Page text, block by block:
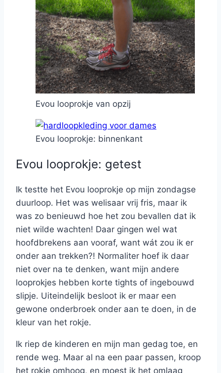
Evou looprokje van opzij
Evou looprokje: binnenkant
Evou looprokje: getest
Ik testte het Evou looprokje op mijn zondagse
duurloop. Het was welisaar vrij fris, maar ik
was zo benieuwd hoe het zou bevallen dat ik
niet wilde wachten! Daar gingen wel wat
hoofdbrekens aan vooraf, want wát zou ik er
onder aan trekken?! Normaliter hoef ik daar
niet over na te denken, want mijn andere
looprokjes hebben korte tights of ingebouwd
slipje. Uiteindelijk besloot ik er maar een
gewone onderbroek onder aan te doen, in de
kleur van het rokje.
Ik riep de kinderen en mijn man gedag toe, en
rende weg. Maar al na een paar passen, kroop
het rokje omhoog, en moest ik het omlaag